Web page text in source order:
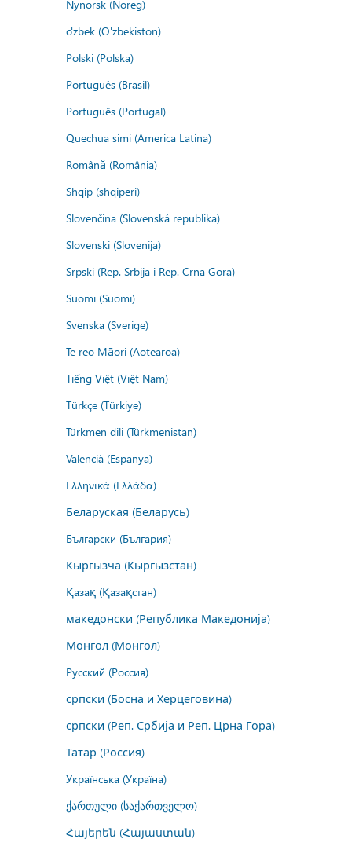
Nynorsk (Noreg)
o'zbek (O'zbekiston)
Polski (Polska)
Português (Brasil)
Português (Portugal)
Quechua simi (America Latina)
Română (România)
Shqip (shqipëri)
Slovenčina (Slovenská republika)
Slovenski (Slovenija)
Srpski (Rep. Srbija i Rep. Crna Gora)
Suomi (Suomi)
Svenska (Sverige)
Te reo Māori (Aotearoa)
Tiếng Việt (Việt Nam)
Türkçe (Türkiye)
Türkmen dili (Türkmenistan)
Valencià (Espanya)
Ελληνικά (Ελλάδα)
Беларуская (Беларусь)
Български (България)
Кыргызча (Кыргызстан)
Қазақ (Қазақстан)
македонски (Република Македонија)
Монгол (Монгол)
Русский (Россия)
српски (Босна и Херцеговина)
српски (Реп. Србија и Реп. Црна Гора)
Татар (Россия)
Українська (Україна)
ქართული (საქართველო)
Հայերեն (Հայաստան)